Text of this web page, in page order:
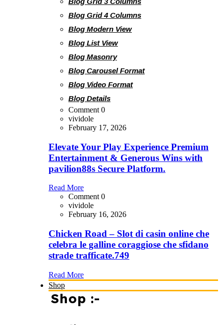
Blog Grid 4 Columns
Blog Modern View
Blog List View
Blog Masonry
Blog Carousel Format
Blog Video Format
Blog Details
Comment 0
vividole
February 17, 2026
Elevate Your Play Experience Premium
Entertainment & Generous Wins with
pavilion88s Secure Platform.
Read More
Comment 0
vividole
February 16, 2026
Chicken Road – Slot di casin online che
celebra le galline coraggiose che sfidano
strade trafficate.749
Read More
Shop
Shop :-